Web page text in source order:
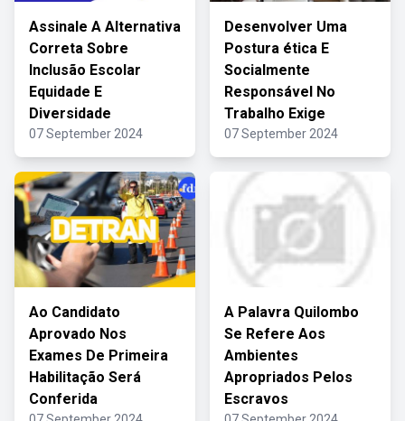
Assinale A Alternativa
Correta Sobre
Inclusão Escolar
Equidade E
Diversidade
07 September 2024
Desenvolver Uma
Postura ética E
Socialmente
Responsável No
Trabalho Exige
07 September 2024
Ao Candidato
Aprovado Nos
Exames De Primeira
Habilitação Será
Conferida
A Palavra Quilombo
Se Refere Aos
Ambientes
Apropriados Pelos
Escravos